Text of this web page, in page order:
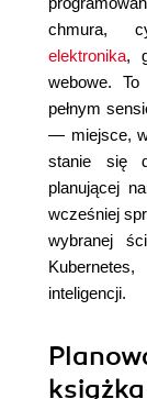
chmura,
elektronika,
webowe.
pełnym
— miejsce,
stanie się
planującej
wcześniej
wybranej
inteligencji.